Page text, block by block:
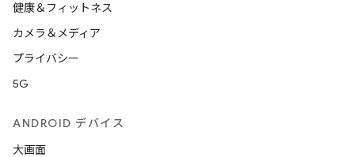
健康＆フィットネス
カメラ＆メディア
プライバシー
5G
ANDROID デバイス
大画面